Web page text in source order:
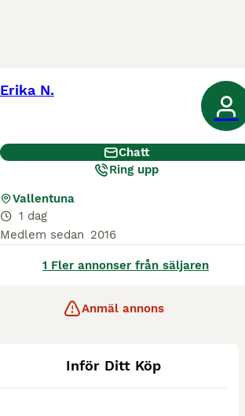
Erika N.
Chatt
Ring upp
Vallentuna
1 dag
Medlem sedan 2016
1 Fler annonser från säljaren
Anmäl annons
Inför Ditt Köp